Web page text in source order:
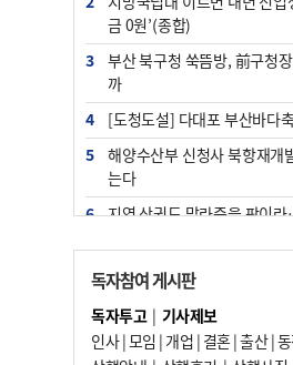
금 0원’(종합)
3
부산 북구청 쑥뜸방, 前구청
까
4
[도청도설] 다대포 부산바다
5
해양수산부 신청사 북항재개
는다
6
지역 상권도 말라죽을 판이
7
법원, 단차 논란 북항 복합환승
지 관련 현장검증
8
통영시민 추석 전 35만 원 받
독자참여 게시판
독자투고| 기사제보
인사|모임 | 개업 | 결혼|출산|